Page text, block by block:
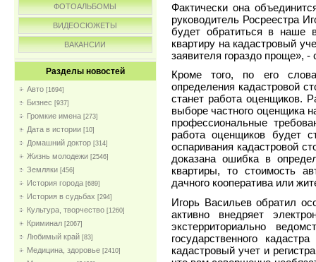
ФОТОАЛЬБОМЫ
ВИДЕОСЮЖЕТЫ
ВАКАНСИИ
Разделы новостей
Авто [1694]
Бизнес [937]
Громкие имена [273]
Дата в истории [10]
Домашний доктор [314]
Жизнь молодежи [2546]
Земляки [456]
История города [689]
История в судьбах [294]
Культура, творчество [1260]
Криминал [2067]
Любимый край [83]
Медицина, здоровье [2410]
Фактически она
руководитель Росреестра
будет обратиться в наше
квартиру на кадастровый
заявителя гораздо проще»,
Кроме того, по его
определения кадастровой
станет работа оценщиков.
выборе частного оценщика
профессиональные
работа оценщиков будет
оспаривания кадастровой
доказана ошибка в
квартиры, то стоимость
дачного кооператива или
Игорь Васильев обратил
активно внедряет
экстерриториально
государственного
кадастровый учет и